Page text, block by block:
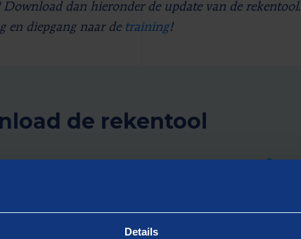
Details
Download dan hieronder de update van de
en diepgang naar de training!
de rekentool
REKENTOOL IU-PARTICIPATIE (XLSX)